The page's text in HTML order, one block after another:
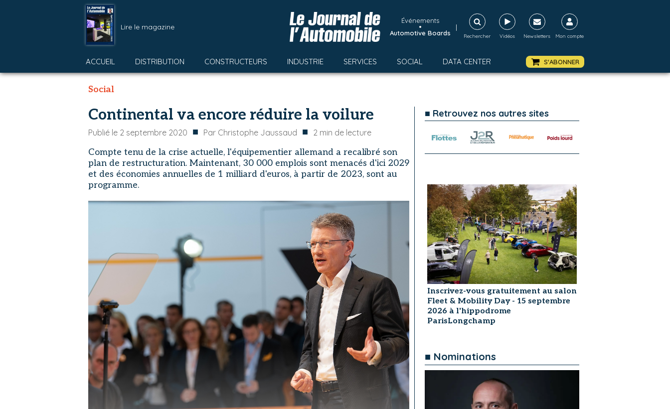
Lire le magazine
Événements
•
Automotive Boards
|
Rechercher Vidéos Newsletters Mon compte
ACCUEIL DISTRIBUTION CONSTRUCTEURS INDUSTRIE SERVICES SOCIAL DATA CENTER S'ABONNER
Social
Continental va encore réduire la voilure
Publié le 2 septembre 2020 ■ Par Christophe Jaussaud ■ 2 min de lecture
Compte tenu de la crise actuelle, l'équipementier allemand a recalibré son
plan de restructuration. Maintenant, 30 000 emplois sont menacés d'ici 2029
et des économies annuelles de 1 milliard d'euros, à partir de 2023, sont au
programme.
■ Retrouvez nos autres sites
Inscrivez-vous gratuitement au salon
Fleet & Mobility Day - 15 septembre
2026 à l'hippodrome
ParisLongchamp
■ Nominations